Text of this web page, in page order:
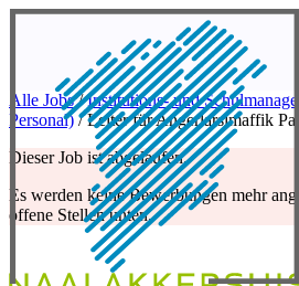
Alle Jobs / Institutions- und
Personal) / Leiter für Angerlarsimaffik
Dieser Job ist abgelaufen.
Es werden keine Bewerbungen mehr
offene Stellen unten.